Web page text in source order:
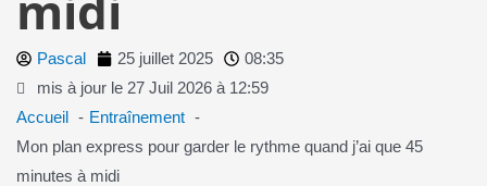
Pascal 25 juillet 2025
08:35
mis à jour le 27 Juil 2026 à 12:59
Accueil
Entraînement
Mon plan express pour garder le rythme quand j’ai que 45
minutes à midi